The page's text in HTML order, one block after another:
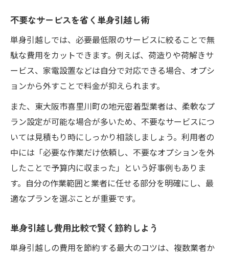
不要なサービスを省く単身引越し術
単身引越しでは、必要最低限のサービスに絞ることで無
駄な費用をカットできます。例えば、荷造りや荷解きサ
ービス、家電設置などは自分で対応できる場合、オプシ
ョンから外すことで料金が抑えられます。
また、東大阪市喜里川町の地元密着型業者は、柔軟なプ
ラン設定が可能な場合が多いため、不要なサービスにつ
いては見積もり時にしっかり相談しましょう。利用者の
中には「必要な作業だけ依頼し、不要なオプションを外
したことで予算内に収まった」という好事例もありま
す。自分の作業範囲と業者に任せる部分を明確にし、最
適なプランを選ぶことが重要です。
単身引越し費用比較で賢く節約しよう
単身引越しの費用を節約する最大のコツは、複数業者か